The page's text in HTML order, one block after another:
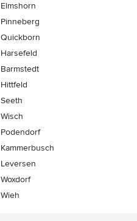
Elmshorn
Pinneberg
Quickborn
Harsefeld
Barmstedt
Hittfeld
Seeth
Wisch
Podendorf
Kammerbusch
Leversen
Woxdorf
Wieh